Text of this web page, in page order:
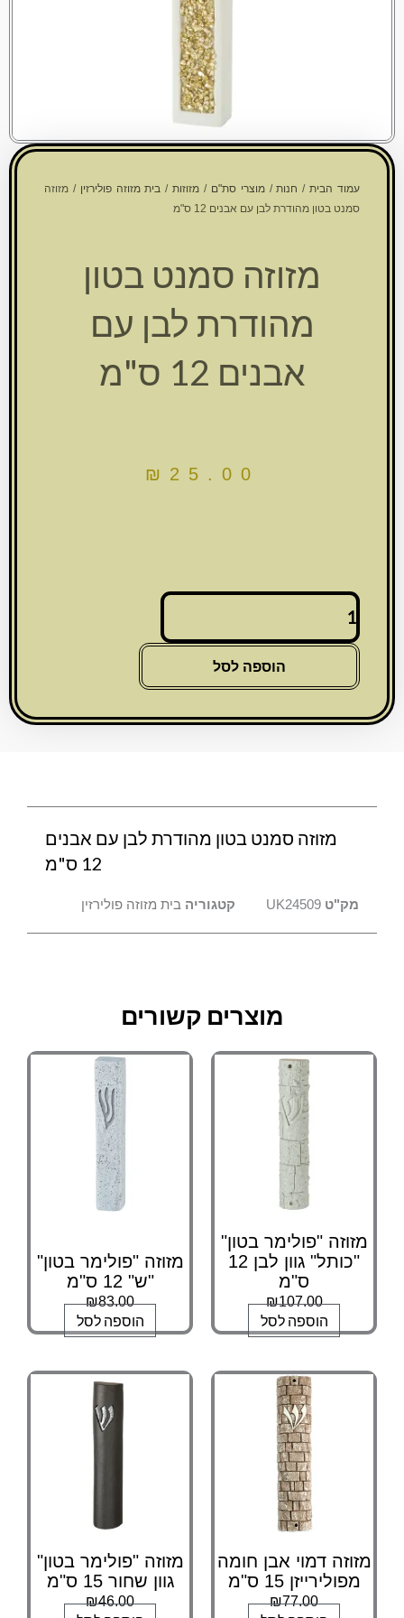
עמוד הבית/ חנות/מוצרי סת"ם / מזוזות/ בית מזוזה פולירזין / מזוזה
סמנט בטון מהודרת לבן עם אבנים 12 ס"מ
מזוזה סמנט בטון
מהודרת לבן עם
אבנים 12 ס"מ
₪ 25.00
כמות
של
מזוזה
בטון
לבן
הוספה לסל
מזוזה סמנט בטון מהודרת לבן עם אבנים
12 ס"מ
מק"ט UK24509 קטגוריה בית מזוזה פולירזין
מוצרים קשורים
מזוזה "פולימר בטון"
"כותל" גוון לבן 12
ס"מ
₪107.00
הוספה לסל
מזוזה "פולימר בטון"
"ש" 12 ס"מ
₪83.00
הוספה לסל
מזוזה דמוי אבן חומה
מפולירייזן 15 ס"מ
₪77.00
מזוזה "פולימר בטון"
גוון שחור 15 ס"מ
₪46.00